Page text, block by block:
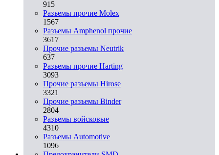
915
Разъемы прочие Molex
1567
Разъемы Amphenol прочие
3617
Прочие разъемы Neutrik
637
Разъемы прочие Harting
3093
Прочие разъемы Hirose
3321
Прочие разъемы Binder
2804
Разъемы войсковые
4310
Разъeмы Automotive
1096